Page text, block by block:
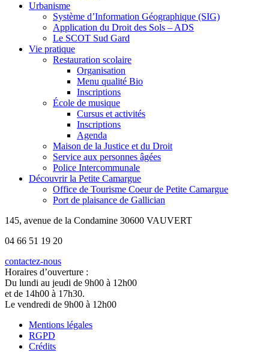
Urbanisme
Système d’Information Géographique (SIG)
Application du Droit des Sols – ADS
Le SCOT Sud Gard
Vie pratique
Restauration scolaire
Organisation
Menu qualité Bio
Inscriptions
École de musique
Cursus et activités
Inscriptions
Agenda
Maison de la Justice et du Droit
Service aux personnes âgées
Police Intercommunale
Découvrir la Petite Camargue
Office de Tourisme Coeur de Petite Camargue
Port de plaisance de Gallician
145, avenue de la Condamine 30600 VAUVERT
04 66 51 19 20
contactez-nous
Horaires d’ouverture :
Du lundi au jeudi de 9h00 à 12h00
et de 14h00 à 17h30.
Le vendredi de 9h00 à 12h00
Mentions légales
RGPD
Crédits